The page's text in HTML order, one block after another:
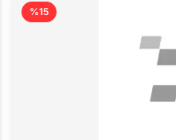
%15